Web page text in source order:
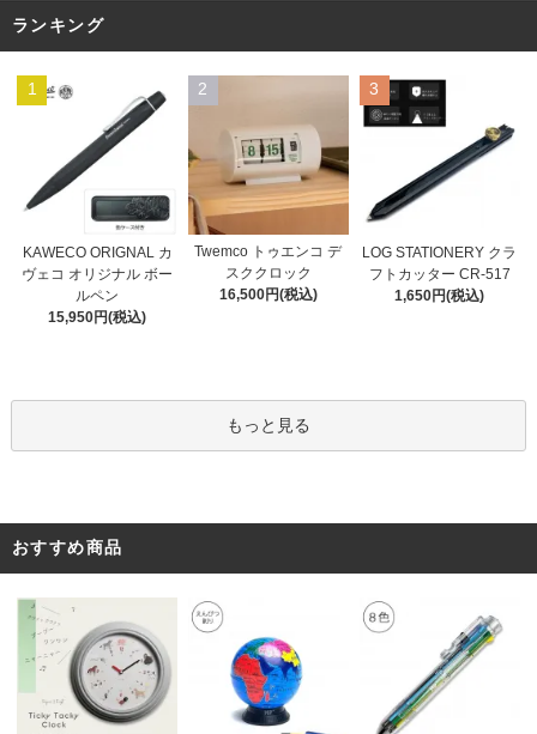
ランキング
1
KAWECO ORIGNAL カ
ヴェコ オリジナル ボー
ルペン
15,950円(税込)
2
Twemco トゥエンコ デ
スククロック
16,500円(税込)
3
LOG STATIONERY クラ
フトカッター CR-517
1,650円(税込)
もっと見る
おすすめ商品